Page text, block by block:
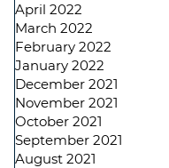
April 2022
March 2022
February 2022
January 2022
December 2021
November 2021
October 2021
September 2021
August 2021